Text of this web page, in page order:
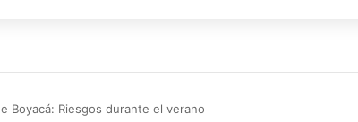
Boyacá: Riesgos durante el verano